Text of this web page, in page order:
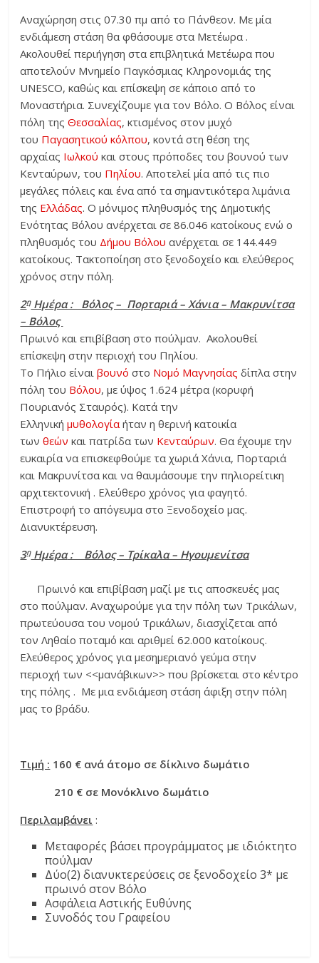
Αναχώρηση στις 07.30 πμ από το Πάνθεον. Με μία
ενδιάμεση στάση θα φθάσουμε στα Μετέωρα .
Ακολουθεί περιήγηση στα επιβλητικά Μετέωρα που
αποτελούν Μνημείο Παγκόσμιας Κληρονομιάς της
UNESCO, καθώς και επίσκεψη σε κάποιο από το
Μοναστήρια. Συνεχίζουμε για τον Βόλο. Ο Βόλος είναι
πόλη τηςΘεσσαλίας, κτισμένος στον μυχό
του Παγασητικού κόλπου, κοντά στη θέση της
αρχαίας Ιωλκού και στους πρόποδες του βουνού των
Κενταύρων, του Πηλίου. Αποτελεί μία από τις πιο
μεγάλες πόλεις και ένα από τα σημαντικότερα λιμάνια
της Ελλάδας. Ο μόνιμος πληθυσμός της Δημοτικής
Ενότητας Βόλου ανέρχεται σε 86.046 κατοίκους ενώ ο
πληθυσμός του Δήμου Βόλου ανέρχεται σε 144.449
κατοίκους. Τακτοποίηση στο ξενοδοχείο και ελεύθερος
χρόνος στην πόλη.
2ηΗμέρα : Βόλος – Πορταριά – Χάνια – Μακρυνίτσα
– Βόλος
Πρωινό και επιβίβαση στο πούλμαν. Ακολουθεί
επίσκεψη στην περιοχή του Πηλίου.
Το Πήλιο είναιβουνό στο Νομό Μαγνησίας δίπλα στην
πόλη του Βόλου, με ύψος 1.624 μέτρα (κορυφή
Πουριανός Σταυρός). Κατά την
Ελληνικήμυθολογίαήταν η θερινή κατοικία
τωνθεών και πατρίδα των Κενταύρων. Θα έχουμε την
ευκαιρία να επισκεφθούμε τα χωριά Χάνια, Πορταριά
και Μακρυνίτσα και να θαυμάσουμε την πηλιορείτικη
αρχιτεκτονική . Ελεύθερο χρόνος για φαγητό.
Επιστροφή το απόγευμα στο Ξενοδοχείο μας.
Διανυκτέρευση.
3ηΗμέρα: Βόλος – Τρίκαλα – Ηγουμενίτσα
Πρωινό και επιβίβαση μαζί με τις αποσκευές μας
στο πούλμαν. Αναχωρούμε για την πόλη των Τρικάλων,
πρωτεύουσα του νομού Τρικάλων, διασχίζεται από
τον Ληθαίο ποταμό και αριθμεί 62.000 κατοίκους.
Ελεύθερος χρόνος για μεσημεριανό γεύμα στην
περιοχή των <<μανάβικων>> που βρίσκεται στο κέντρο
της πόλης . Με μια ενδιάμεση στάση άφιξη στην πόλη
μας το βράδυ.
Τιμή : 160 € ανά άτομο σε δίκλινο δωμάτιο
210 € σε Μονόκλινο δωμάτιο
Περιλαμβάνει :
Μεταφορές βάσει προγράμματος με ιδιόκτητο
πούλμαν
Δύο(2) διανυκτερεύσεις σε ξενοδοχείο 3* με
πρωινό στον Βόλο
Ασφάλεια Αστικής Ευθύνης
Συνοδός του Γραφείου